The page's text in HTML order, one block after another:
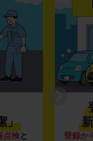
」
点検と 登録か